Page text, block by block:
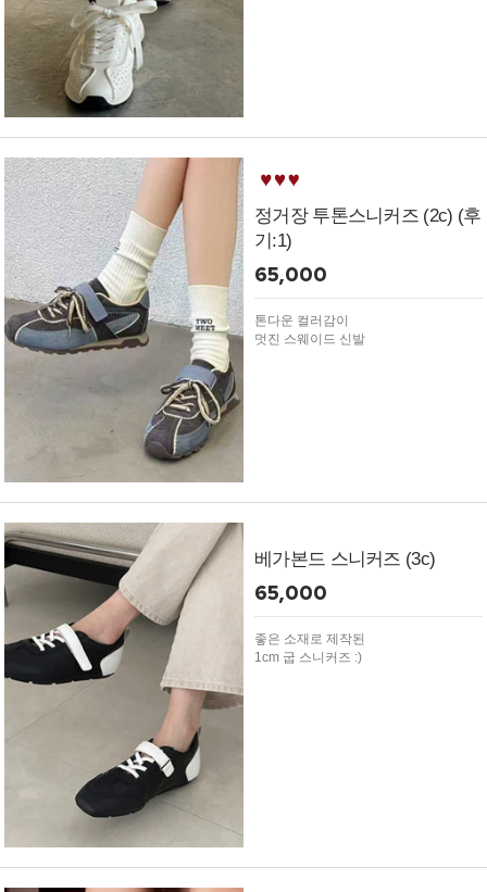
정거장 투톤스니커즈 (2c) (후
기:1)
65,000
톤다운 컬러감이
멋진 스웨이드 신발
베가본드 스니커즈 (3c)
65,000
좋은 소재로 제작된
1cm 굽 스니커즈 :)